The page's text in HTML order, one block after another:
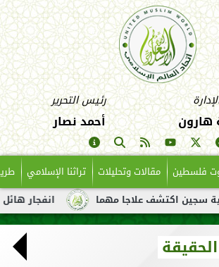
هارون
رئيس التحرير
أحمد نصار
فلسطين مقالات وتحليلات تراثنا الإسلامي
انفجار هائل لناقلة علاجا مهما